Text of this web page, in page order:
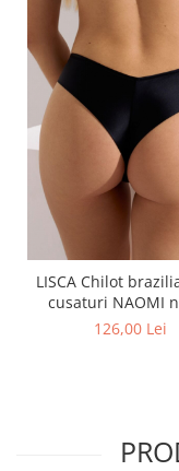
LISCA Chilot
cusaturi NAOMI
126,00 Lei